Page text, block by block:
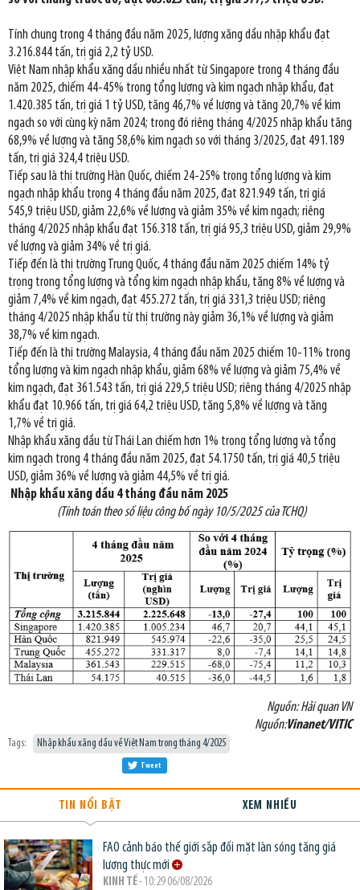
Tính chung trong 4 tháng đầu năm 2025, lượng xăng dầu nhập khẩu đạt
3.216.844 tấn, trị giá 2,2 tỷ USD.
Việt Nam nhập khẩu xăng dầu nhiều nhất từ Singapore trong 4 tháng đầu
năm 2025, chiếm 44-45% trong tổng lượng và kim ngạch nhập khẩu, đạt
1.420.385 tấn, trị giá 1 tỷ USD, tăng 46,7% về lượng và tăng 20,7% về kim
ngạch so với cùng kỳ năm 2024; trong đó riêng tháng 4/2025 nhập khẩu tăng
68,9% về lượng và tăng 58,6% kim ngạch so với tháng 3/2025, đạt 491.189
tấn, trị giá 324,4 triệu USD.
Tiếp sau là thị trường Hàn Quốc, chiếm 24-25% trong tổng lượng và kim
ngạch nhập khẩu trong 4 tháng đầu năm 2025, đạt 821.949 tấn, trị giá
545,9 triệu USD, giảm 22,6% về lượng và giảm 35% về kim ngạch; riêng
tháng 4/2025 nhập khẩu đạt 156.318 tấn, trị giá 95,3 triệu USD, giảm 29,9%
về lượng và giảm 34% về trị giá.
Tiếp đến là thị trường Trung Quốc, 4 tháng đầu năm 2025 chiếm 14% tỷ
trọng trong tổng lượng và tổng kim ngạch nhập khẩu, tăng 8% về lượng và
giảm 7,4% về kim ngạch, đạt 455.272 tấn, trị giá 331,3 triệu USD; riêng
tháng 4/2025 nhập khẩu từ thị trường này giảm 36,1% về lượng và giảm
38,7% về kim ngạch.
Tiếp đến là thị trường Malaysia, 4 tháng đầu năm 2025 chiếm 10-11% trong
tổng lượng và kim ngạch nhập khẩu, giảm 68% về lượng và giảm 75,4% về
kim ngạch, đạt 361.543 tấn, trị giá 229,5 triệu USD; riêng tháng 4/2025 nhập
khẩu đạt 10.966 tấn, trị giá 64,2 triệu USD, tăng 5,8% về lượng và tăng
1,7% về trị giá.
Nhập khẩu xăng dầu từ Thái Lan chiếm hơn 1% trong tổng lượng và tổng
kim ngạch trong 4 tháng đầu năm 2025, đạt 54.1750 tấn, trị giá 40,5 triệu
USD, giảm 36% về lượng và giảm 44,5% về trị giá.
Nhập khẩu xăng dầu 4 tháng đầu năm 2025
(Tính toán theo số liệu công bố ngày 10/5/2025 của TCHQ)
Nguồn: Hải quan VN
Nguồn:Vinanet/VITIC
Tags: Nhập khẩu xăng dầu về Việt Nam trong tháng 4/2025
Tweet
TIN NỔI BẬT XEM NHIỀU
FAO cảnh báo thế giới sắp đối mặt làn sóng tăng giá
lương thực mới
KINH TẾ- 10:29 06/08/2026